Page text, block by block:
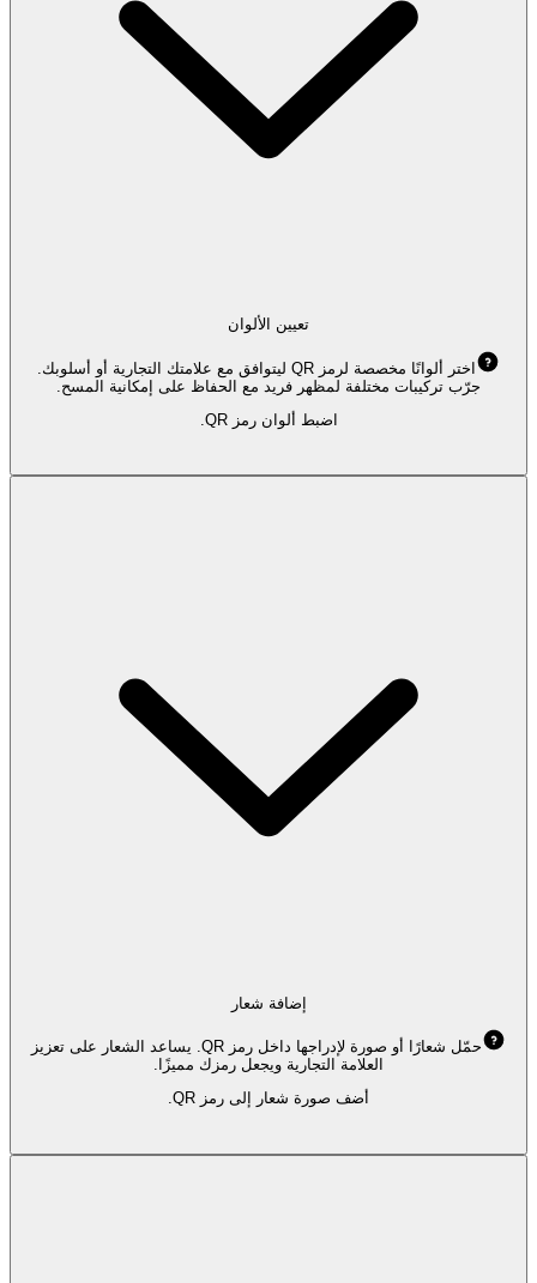
تعيين الألوان
اختر ألوانًا مخصصة لرمز QR ليتوافق مع علامتك التجارية أو أسلوبك.
جرّب تركيبات مختلفة لمظهر فريد مع الحفاظ على إمكانية المسح.
اضبط ألوان رمز QR.
إضافة شعار
حمّل شعارًا أو صورة لإدراجها داخل رمز QR. يساعد الشعار على تعزيز
العلامة التجارية ويجعل رمزك مميزًا.
أضف صورة شعار إلى رمز QR.